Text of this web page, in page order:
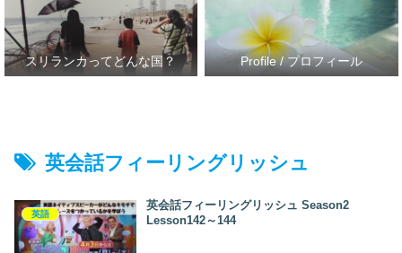
スリランカってどんな国？ Profile / プロフィール
英会話フィーリングリッシュ
英語
英会話フィーリングリッシュ Season2
Lesson142～144